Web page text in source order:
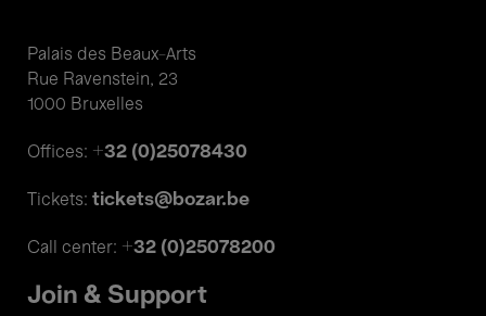
Palais des Beaux-Arts
Rue Ravenstein, 23
1000 Bruxelles
Offices: +32 (0)25078430
Tickets: tickets@bozar.be
Call center: +32 (0)25078200
Join & Support